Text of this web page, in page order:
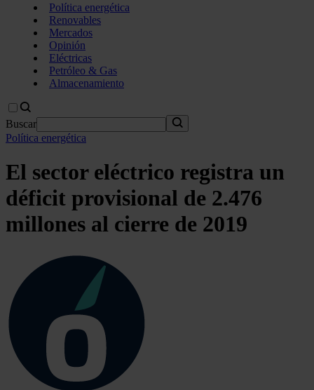
Política energética
Renovables
Mercados
Opinión
Eléctricas
Petróleo & Gas
Almacenamiento
Buscar
Política energética
El sector eléctrico registra un
déficit provisional de 2.476
millones al cierre de 2019